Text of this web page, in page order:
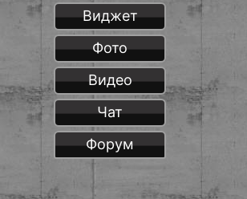
Виджет
Фото
Видео
Чат
Форум